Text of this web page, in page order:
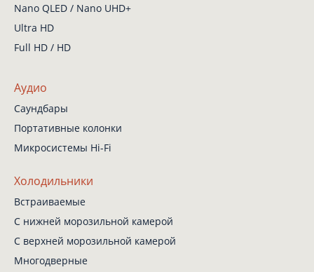
Nano QLED / Nano UHD+
Ultra HD
Full HD / HD
Аудио
Саундбары
Портативные колонки
Микросистемы Hi-Fi
Холодильники
Встраиваемые
С нижней морозильной камерой
С верхней морозильной камерой
Многодверные